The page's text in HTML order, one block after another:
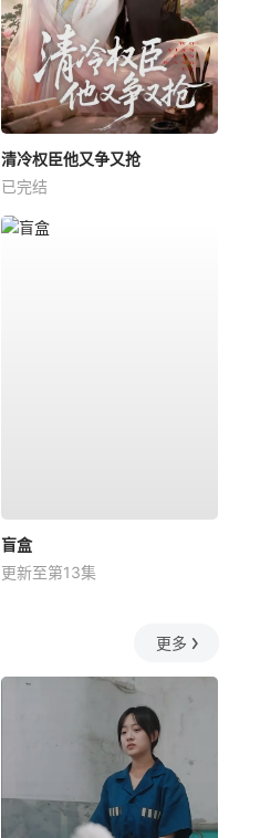
清冷权臣他又争又抢
已完结
盲盒
更新至第13集
更多